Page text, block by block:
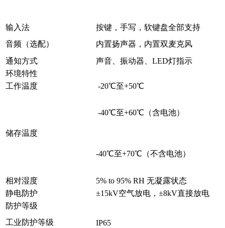
输入法
按键，手写，软键盘全部支持
音频（选配）
内置扬声器，内置双麦克风
通知方式
声音、振动器、LED灯指示
环境特性
工作温度
-20℃至+50℃
储存温度
-40℃至+60℃（含电池）
-40℃至+70℃（不含电池）
相对湿度
5% to 95% RH 无凝露状态
静电防护
±15kV空气放电，±8kV直接放电
防护等级
工业防护等级
IP65